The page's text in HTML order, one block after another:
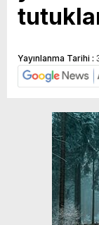
Yayınlanma Tarihi :